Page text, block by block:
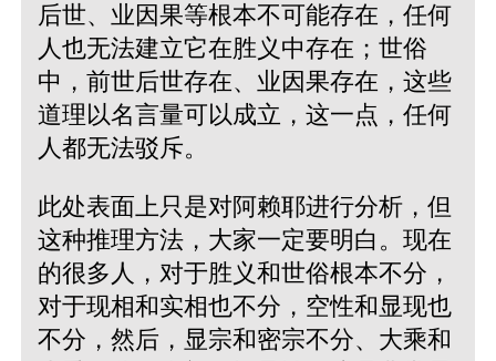
后世、业因果等根本不可能存在，任何
人也无法建立它在胜义中存在；世俗
中，前世后世存在、业因果存在，这些
道理以名言量可以成立，这一点，任何
人都无法驳斥。
此处表面上只是对阿赖耶进行分析，但
这种推理方法，大家一定要明白。现在
的很多人，对于胜义和世俗根本不分，
对于现相和实相也不分，空性和显现也
不分，然后，显宗和密宗不分、大乘和